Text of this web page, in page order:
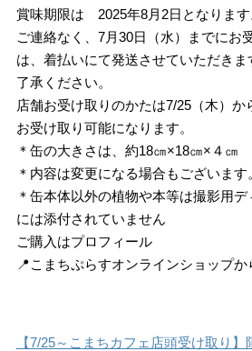
賞味期限は 2025年8月2日となります
ご連絡なく、7月30日（水）までにお
は、着払いにて発送させていただき
了承ください。
店舗お受け取りのかたは7/25（木）か
お受け取り可能になります。
＊缶の大きさは、約18㎝×18㎝×４㎝
＊内容は変更になる場合もございます
＊缶本体以外の植物や本等は撮影用
には添付されていません
ご購入はプロフィール
📍こまちぷらすオンラインショップか
【7/25～こまちカフェ店頭受け取り